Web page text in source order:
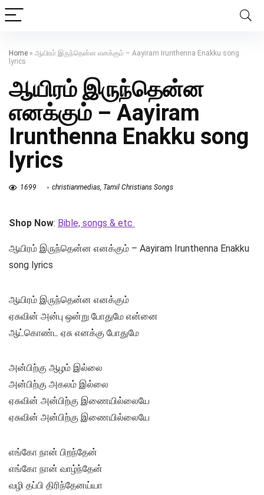
Home » ஆயிரம் இருந்தென்ன எனக்கும் – Aayiram Irunthenna Enakku song
lyrics
ஆயிரம் இருந்தென்ன
எனக்கும் – Aayiram
Irunthenna Enakku song
lyrics
1699 christianmedias, Tamil Christians Songs
Shop Now: Bible, songs & etc
ஆயிரம் இருந்தென்ன எனக்கும் – Aayiram Irunthenna Enakku
song lyrics
ஆயிரம் இருந்தென்ன எனக்கும்
ஏசுவின் அன்பு ஒன்று போதுமே என்னை
ஆட்கொண்ட ஏசு எனக்கு போதுமே
அன்பிற்கு ஆழம் இல்லை
அன்பிற்கு அகலம் இல்லை
ஏசுவின் அன்பிற்கு இணையில்லையே
ஏசுவின் அன்பிற்கு இணையில்லையே
எங்கோ நான் பிறந்தேன்
எங்கோ நான் வாழ்ந்தேன்
வழி தப்பி திரிந்தேனய்யா